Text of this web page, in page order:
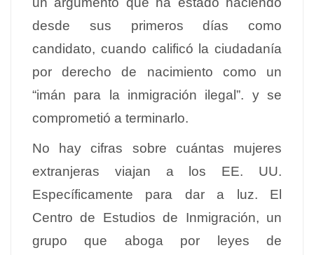
desde sus primeros días como
candidato, cuando calificó la ciudadanía
por derecho de nacimiento como un
“imán para la inmigración ilegal”. y se
comprometió a terminarlo.
No hay cifras sobre cuántas mujeres
extranjeras viajan a los EE. UU.
Específicamente para dar a luz. El
Centro de Estudios de Inmigración, un
grupo que aboga por leyes de